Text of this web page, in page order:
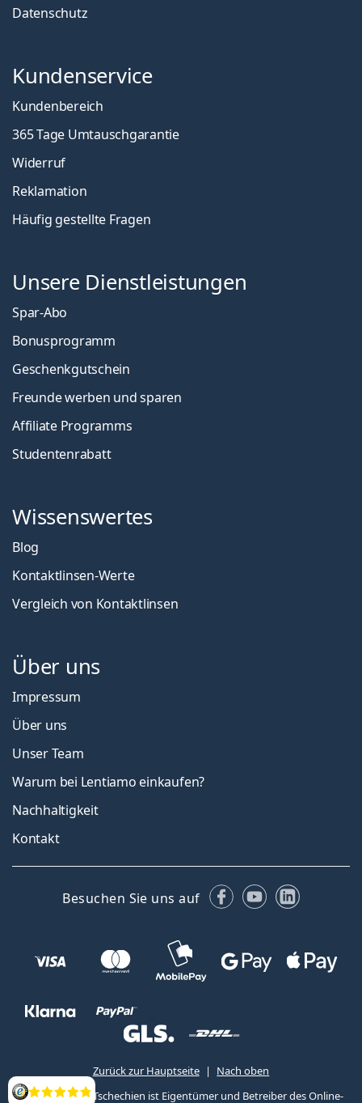
Bewertung
Datenschutz
Kundenservice
Kundenbereich
365 Tage Umtauschgarantie
Widerruf
Reklamation
Häufig gestellte Fragen
Unsere Dienstleistungen
Spar-Abo
Bonusprogramm
Geschenkgutschein
Freunde werben und sparen
Affiliate Programms
Studentenrabatt
Wissenswertes
Blog
Kontaktlinsen-Werte
Vergleich von Kontaktlinsen
Über uns
Impressum
Über uns
Unser Team
Warum bei Lentiamo einkaufen?
Nachhaltigkeit
Kontakt
Besuchen Sie uns auf Facebook
YouTubeLinkedIn
Zurück zur Hauptseite
Nach oben
Lentiamo s.r.o., Tschechien ist Eigentümer und Betreiber des Online-